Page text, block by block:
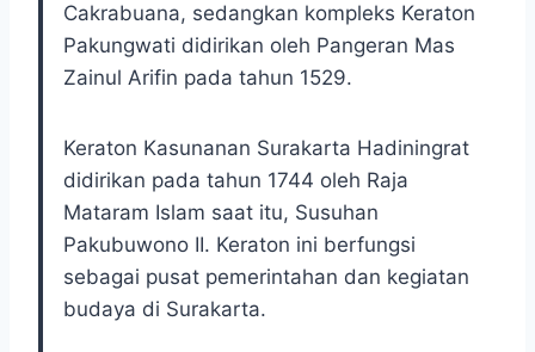
Cakrabuana, sedangkan kompleks Keraton
Pakungwati didirikan oleh Pangeran Mas
Zainul Arifin pada tahun 1529.
Keraton Kasunanan Surakarta Hadiningrat
didirikan pada tahun 1744 oleh Raja
Mataram Islam saat itu, Susuhan
Pakubuwono II. Keraton ini berfungsi
sebagai pusat pemerintahan dan kegiatan
budaya di Surakarta.